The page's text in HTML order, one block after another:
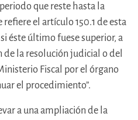
que reste hasta la
el artículo 150.1 de esta
éste último fuese superior, a
la resolución judicial o del
Fiscal por el órgano
el procedimiento”.
a una ampliación de la